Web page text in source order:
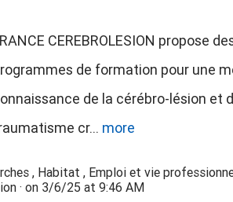
CEREBROLESION propose
de formation pour une
de la cérébro-lésion et
cr... more
, Habitat , Emploi et vie
· on 3/6/25 at 9:46 AM